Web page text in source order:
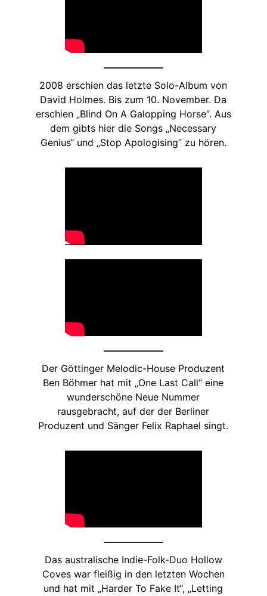
2008 erschien das letzte Solo-Album von
David Holmes. Bis zum 10. November. Da
erschien „Blind On A Galopping Horse“. Aus
dem gibts hier die Songs „Necessary
Genius“ und „Stop Apologising“ zu hören.
Der Göttinger Melodic-House Produzent
Ben Böhmer hat mit „One Last Call“ eine
wunderschöne Neue Nummer
rausgebracht, auf der der Berliner
Produzent und Sänger Felix Raphael singt.
Das australische Indie-Folk-Duo Hollow
Coves war fleißig in den letzten Wochen
und hat mit „Harder To Fake It“, „Letting